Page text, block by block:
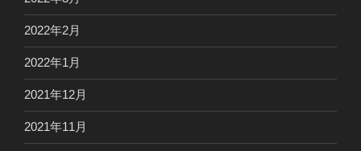
2022年2月
2022年1月
2021年12月
2021年11月